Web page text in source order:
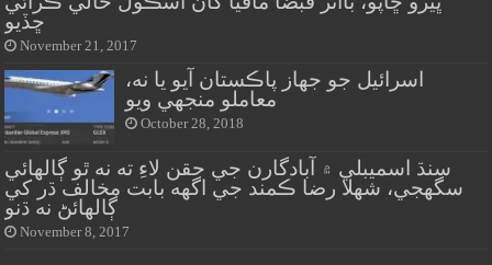
ڇڏيو
November 21, 2017
اسرائيل جو جهاز پاڪستان آيو يا نه،
معاملو منجهي ويو
October 28, 2018
سنڌ اسميبلي ۾ آبادگارن جي حقن لاءِ ته نه ٿو ڳالهائي
سگهجي، شهلا رضا ڪمند جي اگهه بابت مخالف ڌر کي
ڳالهائڻ نه ڌنو
November 8, 2017